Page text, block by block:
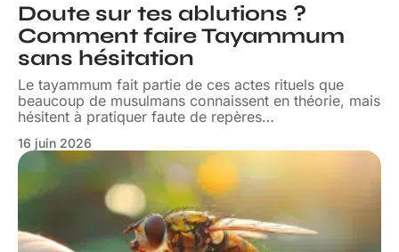
Doute sur tes ablutions ?
Comment faire Tayammum
sans hésitation
Le tayammum fait partie de ces actes rituels que
beaucoup de musulmans connaissent en théorie, mais
hésitent à pratiquer faute de repères…
16 juin 2026